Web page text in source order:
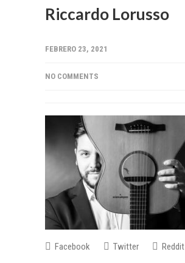
Riccardo Lorusso
FEBRERO 23, 2021
NO COMMENTS
Facebook Twitter Reddit